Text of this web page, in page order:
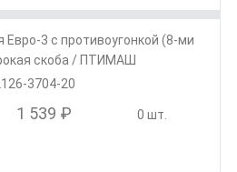
Евро-3 с противоугонкой (8-ми
скоба / ПТИМАШ
3704-20
1 539 ₽ 0 шт.